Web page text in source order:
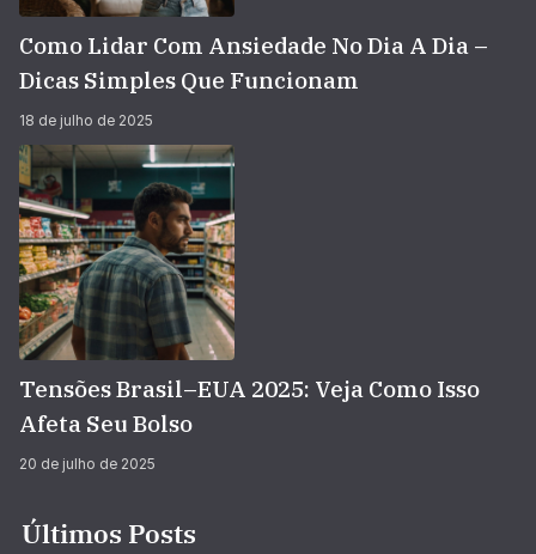
Como Lidar Com Ansiedade No Dia A Dia –
Dicas Simples Que Funcionam
18 de julho de 2025
Tensões Brasil–EUA 2025: Veja Como Isso
Afeta Seu Bolso
20 de julho de 2025
Últimos Posts